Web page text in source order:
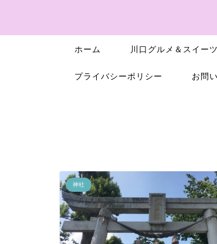
ホーム 川口グルメ＆スイーツ
プライバシーポリシー お問
神社